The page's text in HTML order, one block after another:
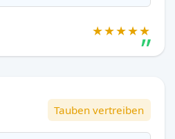
★★★★★
Tauben vertreiben